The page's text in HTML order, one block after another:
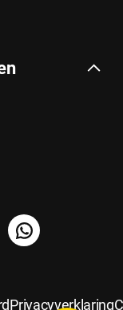
email
op
Delen
WhatsApp
Privacyverklaring